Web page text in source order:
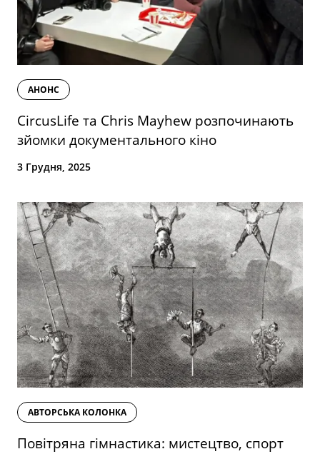
АНОНС
CircusLife та Chris Mayhew розпочинають
зйомки документального кіно
3 Грудня, 2025
АВТОРСЬКА КОЛОНКА
Повітряна гімнастика: мистецтво, спорт